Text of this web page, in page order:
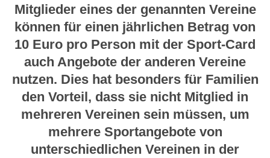
Mitglieder eines der genannten Vereine
können für einen jährlichen Betrag von
10 Euro pro Person mit der Sport-Card
auch Angebote der anderen Vereine
nutzen. Dies hat besonders für Familien
den Vorteil, dass sie nicht Mitglied in
mehreren Vereinen sein müssen, um
mehrere Sportangebote von
unterschiedlichen Vereinen in der